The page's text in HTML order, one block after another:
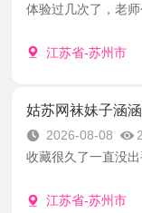
体验过几次了，老
江苏省-苏州市
姑苏网袜妹子涵涵
2026-08-08
收藏很久了一直没
江苏省-苏州市